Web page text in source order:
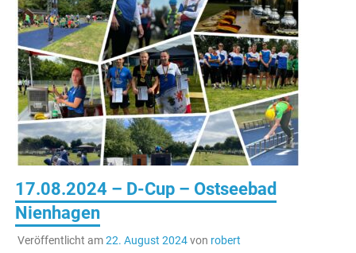
17.08.2024 – D-Cup – Ostseebad
Nienhagen
Veröffentlicht am22. August 2024von robert